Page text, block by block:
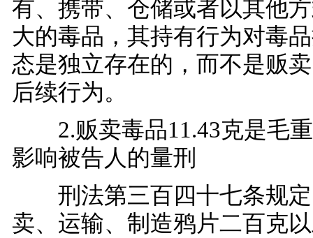
有、携带、仓储或者以其他
大的毒品，其持有行为对毒
态是独立存在的，而不是贩
后续行为。
2.贩卖毒品11.43克是毛重
影响被告人的量刑
刑法第三百四十七条规定
卖、运输、制造鸦片二百克